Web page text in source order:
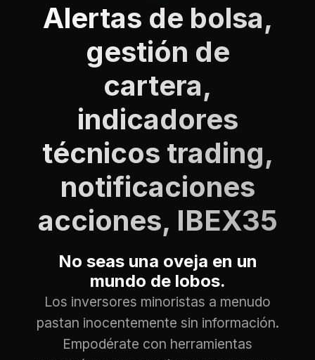
Alertas de bolsa,
gestión de
cartera,
indicadores
técnicos trading,
notificaciones
acciones, IBEX35
No seas una oveja en un
mundo de lobos.
Los inversores minoristas a menudo
pastan inocentemente sin información.
Empodérate con herramientas